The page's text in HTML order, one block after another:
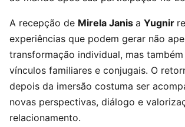
A recepção de Mirela Janis a Yugnir
experiências que podem gerar não
transformação individual, mas
vínculos familiares e conjugais. O
depois da imersão costuma ser
novas perspectivas, diálogo e
relacionamento.